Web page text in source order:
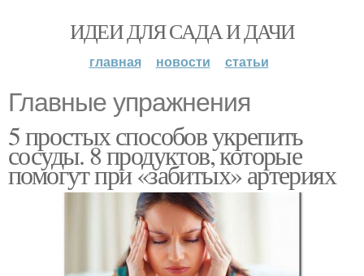
ИДЕИ ДЛЯ САДА И ДАЧИ
главная новости статьи
Главные упражнения
5 простых способов укрепить
сосуды. 8 продуктов, которые
помогут при «забитых» артериях